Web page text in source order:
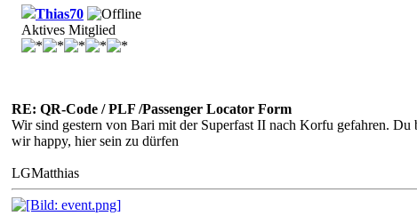
Thias70
Aktives Mitglied
RE: QR-Code / PLF /Passenger Locator Form
Wir sind gestern von Bari mit der Superfast II nach Korfu gefahren.
wir happy, hier sein zu dürfen
LGMatthias